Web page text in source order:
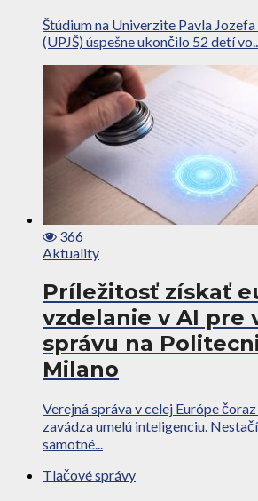
Štúdium na Univerzite Pavla
(UPJŠ) úspešne ukončilo 52 detí
366
Aktuality
Príležitosť získať
vzdelanie v AI pre
správu na
Milano
Verejná správa v celej Európe
zavádza umelú inteligenciu.
samotné...
Tlačové správy